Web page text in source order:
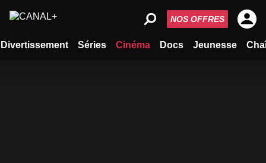
Divertissement Séries Cinéma Docs Jeunesse
NOS OFFRES